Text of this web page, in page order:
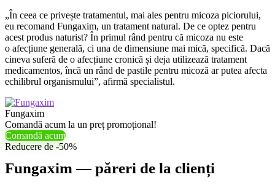
„În ceea ce privește tratamentul, mai ales pentru micoza piciorului,
eu recomand Fungaxim, un tratament natural. De ce optez pentru
acest produs naturist? În primul rând pentru că micoza nu este
o afecțiune generală, ci una de dimensiune mai mică, specifică. Dacă
cineva suferă de o afecțiune cronică și deja utilizează tratament
medicamentos, încă un rând de pastile pentru micoză ar putea afecta
echilibrul organismului”, afirmă specialistul.
Fungaxim
Comandă acum la un preț promoțional!
Comandă acum
Reducere de -50%
Fungaxim — păreri de la clienți